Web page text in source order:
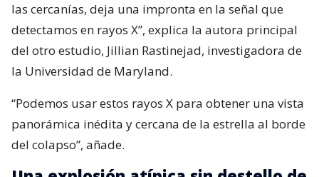
las cercanías, deja una impronta en la señal que
detectamos en rayos X”, explica la autora principal
del otro estudio, Jillian Rastinejad, investigadora de
la Universidad de Maryland.
“Podemos usar estos rayos X para obtener una vista
panorámica inédita y cercana de la estrella al borde
del colapso”, añade.